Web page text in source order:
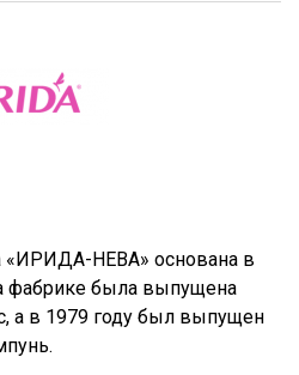
«ИРИДА-НЕВА» основана в
фабрике была выпущена
а в 1979 году был выпущен